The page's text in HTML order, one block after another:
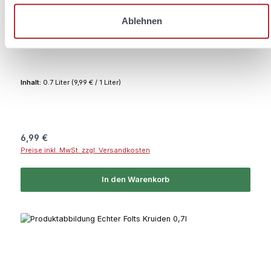
Ablehnen
Durchschnittliche Bewertung von 4.7 von 5 Sternen
Folts Ostfreesen-Brannwien 0,7l 32% Vol.
Inhalt: 0.7 Liter (9,99 € / 1 Liter)
Regulärer Preis:
6,99 €
Preise inkl. MwSt. zzgl. Versandkosten
In den Warenkorb